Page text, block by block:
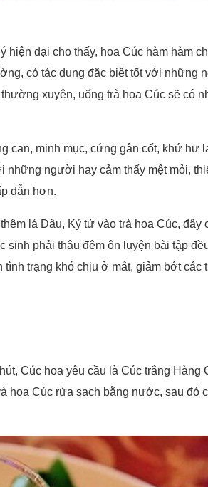
hiện đại cho thấy, hoa Cúc hàm hàm
có tác dụng đặc biệt tốt với
xuyên, uống trà hoa Cúc sẽ
can, minh mục, cứng gân cốt, khứ
những người hay cảm thấy mệt mỏi,
dẫn hơn.
lá Dâu, Kỷ tử vào trà hoa Cúc,
phải thâu đêm ôn luyện bài tập
trạng khó chịu ở mắt, giảm bớt các
Cúc hoa yêu cầu là Cúc trắng Hàng
hoa Cúc rửa sạch bằng nước, sau